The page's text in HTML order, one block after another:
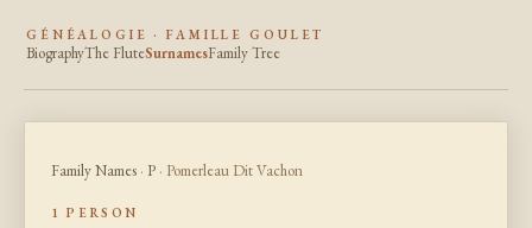
GÉNÉALOGIE · FAMILLE GOULET
BiographyThe FluteSurnamesFamily Tree
Family Names · P · Pomerleau Dit Vachon
1 PERSON